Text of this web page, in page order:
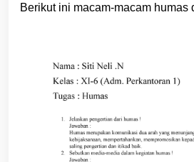
Berikut ini macam-macam humas